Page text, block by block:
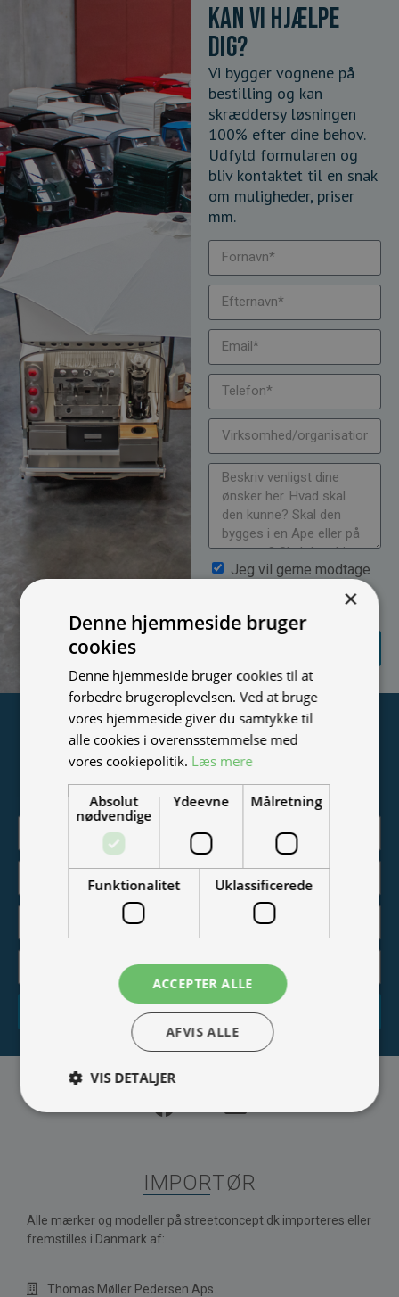
Kan vi hjælpe
dig?
Vi bygger vognene på
bestilling og kan
skræddersy løsningen
100% efter dine behov.
Udfyld formularen og
bliv kontaktet til en snak
om muligheder, priser
mm.
Jeg vil gerne modtage
nyheder på mail (bare rolig,
vi spammer ikke)
Tilmeld nyhedsmail
Vær blandt de første til at modtage info om nye produkter,
tilbud, events og udstillinger.
Tilmeld
IMPORTØR
Alle mærker og modeller på streetconcept.dk importeres eller
fremstilles i Danmark af:
Thomas Møller Pedersen Aps.
×
Denne hjemmeside bruger
cookies
Denne hjemmeside bruger cookies til at
forbedre brugeroplevelsen. Ved at bruge
vores hjemmeside giver du samtykke til
alle cookies i overensstemmelse med
vores cookiepolitik. Læs mere
Absolut
nødvendige
Ydeevne Målretning
Funktionalitet Uklassificerede
ACCEPTER ALLE
AFVIS ALLE
VIS DETALJER